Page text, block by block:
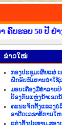
50 ປີ ຢ່າງສຸດໃ
​ຂ່າວ​ໃໝ່
ກອງປະຊຸມເຜີຍແຜ່
ຝຶກອົບຮົມການນຳໃຊ້
ມອບເຄື່ອງມືທຳລາຍ
ປ້ອງກັນແຫຼ່ງນ້ຳເຂດ
ຄະນະຈັດຕັ້ງແຂວງບໍ
ອາດີດເລຂາທິການໃ
ແຕ່ງຕັ້ງປະທານ-ຮອ